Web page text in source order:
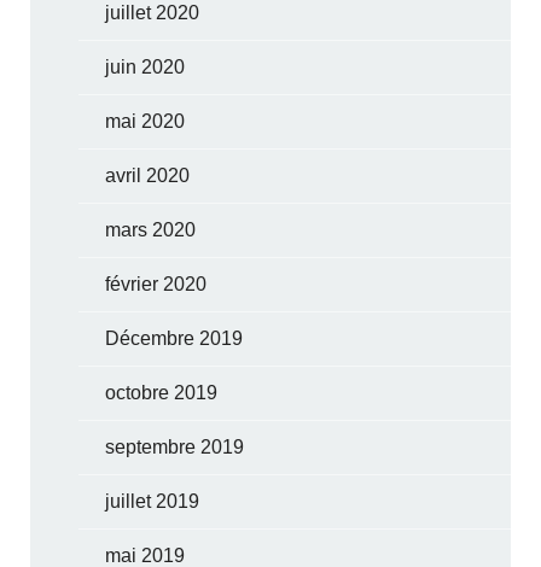
juillet 2020
juin 2020
mai 2020
avril 2020
mars 2020
février 2020
Décembre 2019
octobre 2019
septembre 2019
juillet 2019
mai 2019